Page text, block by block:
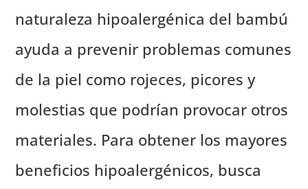
naturaleza hipoalergénica del bambú
ayuda a prevenir problemas comunes
de la piel como rojeces, picores y
molestias que podrían provocar otros
materiales. Para obtener los mayores
beneficios hipoalergénicos, busca